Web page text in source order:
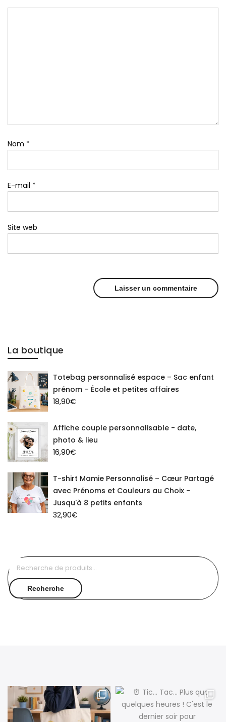
Nom *
E-mail *
Site web
La boutique
Totebag personnalisé espace – Sac enfant
prénom – École et petites affaires
18,90€
Affiche couple personnalisable - date,
photo & lieu
16,90€
T-shirt Mamie Personnalisé – Cœur Partagé
avec Prénoms et Couleurs au Choix -
Jusqu'à 8 petits enfants
32,90€
Recherche